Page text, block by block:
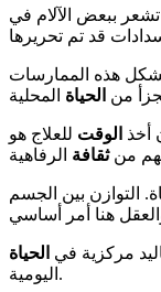
تشعر ببعض الآلام في
هذه الممارسات
من الحياة
أخذ الوقت للعلاج هو
منثقافة
التوازن بين الجسم
مركزية في الحياة
اليومية.